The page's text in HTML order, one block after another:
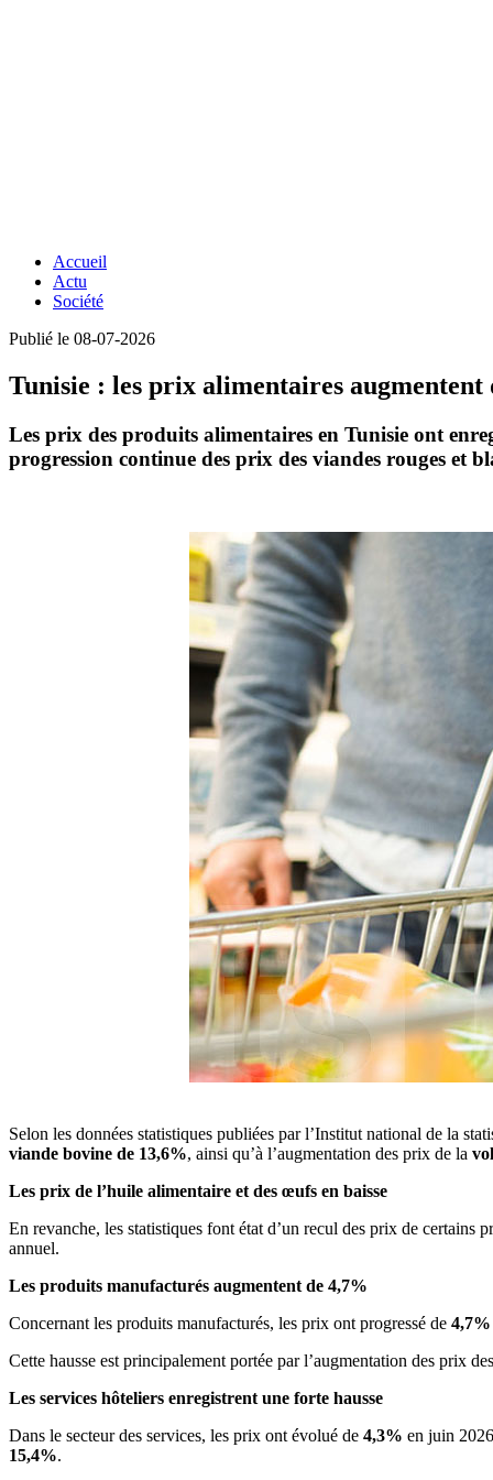
Accueil
Actu
Société
Publié le 08-07-2026
Tunisie : les prix alimentaires augmentent
Les prix des produits alimentaires en Tunisie ont
progression continue des prix des viandes rouges et
Selon les données statistiques publiées par l’Institut national de la
viande bovine de 13,6%, ainsi qu’à l’augmentation des prix de la
Les prix de l’huile alimentaire et des œufs en baisse
En revanche, les statistiques font état d’un recul des prix de certains
annuel.
Les produits manufacturés augmentent de 4,7%
Concernant les produits manufacturés, les prix ont progressé de 4,7%
Cette hausse est principalement portée par l’augmentation des prix des
Les services hôteliers enregistrent une forte hausse
Dans le secteur des services, les prix ont évolué de 4,3% en juin
15,4%.